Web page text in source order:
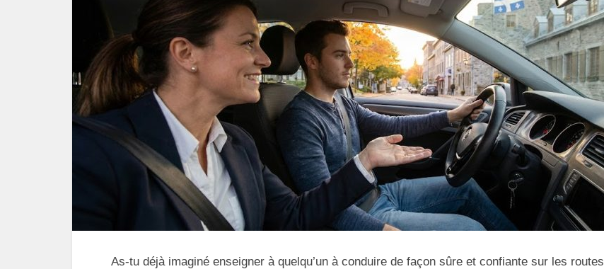
As-tu déjà imaginé enseigner à quelqu’un à conduire de façon sûre et confiante sur les routes